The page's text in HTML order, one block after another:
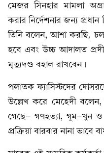
মেজর সিনহার মামলা
করার নির্দেশনার জন্য
তিনি বলেন, আশা করছি,
হবে এবং উচ্চ আদালত
মৃত্যুদণ্ড বহাল রাখবেন।
পলাতক ফ্যাসিস্টদের
উল্লেখ করে মেহেদী বলেন,
গেছে- গণহত্যা, গুম-খুন ও
প্রক্রিয়া বারবার নানা ভাবে